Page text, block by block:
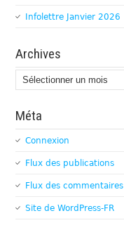
Infolettre Janvier 2026
Archives
Archives
Méta
Connexion
Flux des publications
Flux des commentaires
Site de WordPress-FR